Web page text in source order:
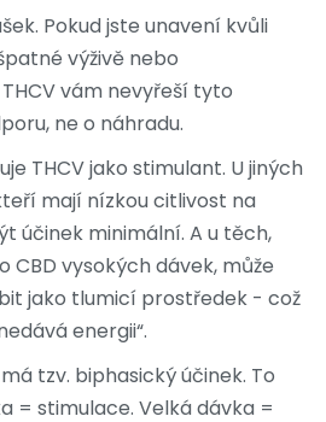
Pokud jste unavení kvůli
výživě nebo
vám nevyřeší tyto
ne o náhradu.
THCV jako stimulant. U jiných
mají nízkou citlivost na
účinek minimální. A u těch,
CBD vysokých dávek, může
jako tlumicí prostředek - což
energii“.
tzv. biphasický účinek. To
= stimulace. Velká dávka =